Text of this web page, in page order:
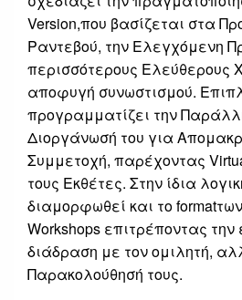
Version,που βασίζεται στα
Ραντεβού, την Ελεγχόμενη
περισσότερους Ελεύθερους
αποφυγή συνωστισμού.
προγραμματίζει την
Διοργάνωσή του για
Συμμετοχή, παρέχοντας
τους Εκθέτες. Στην ίδια
διαμορφωθεί και το
Workshops επιτρέποντας
διάδραση με τον ομιλητή,
Παρακολούθησή τους.